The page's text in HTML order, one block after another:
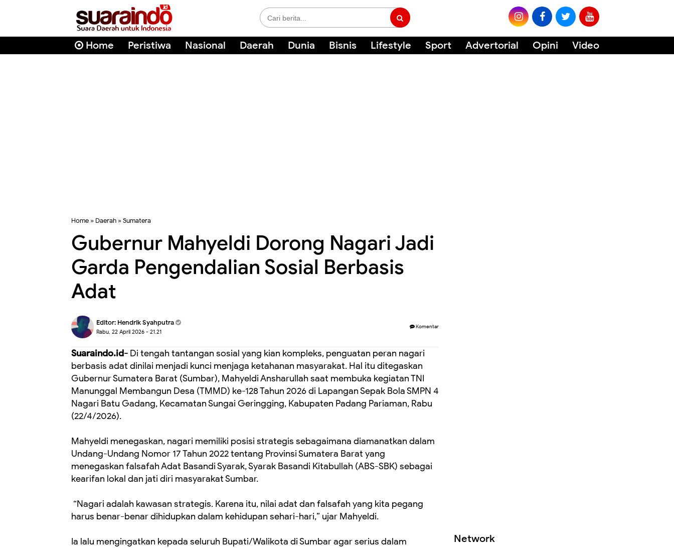
Home Peristiwa Nasional Daerah Dunia Bisnis Lifestyle Sport Advertorial Opini Video
Home » Daerah »Sumatera
Gubernur Mahyeldi Dorong Nagari Jadi
Garda Pengendalian Sosial Berbasis
Adat
Editor: Hendrik Syahputra
Rabu, 22 April 2026 - 21.21
Komentar
Suaraindo.id- Di tengah tantangan sosial yang kian kompleks, penguatan peran nagari
berbasis adat dinilai menjadi kunci menjaga ketahanan masyarakat. Hal itu ditegaskan
Gubernur Sumatera Barat (Sumbar), Mahyeldi Ansharullah saat membuka kegiatan TNI
Manunggal Membangun Desa (TMMD) ke-128 Tahun 2026 di Lapangan Sepak Bola SMPN 4
Nagari Batu Gadang, Kecamatan Sungai Geringging, Kabupaten Padang Pariaman, Rabu
(22/4/2026).
Mahyeldi menegaskan, nagari memiliki posisi strategis sebagaimana diamanatkan dalam
Undang-Undang Nomor 17 Tahun 2022 tentang Provinsi Sumatera Barat yang
menegaskan falsafah Adat Basandi Syarak, Syarak Basandi Kitabullah (ABS-SBK) sebagai
kearifan lokal dan jati diri masyarakat Sumbar.
“Nagari adalah kawasan strategis. Karena itu, nilai adat dan falsafah yang kita pegang
harus benar-benar dihidupkan dalam kehidupan sehari-hari,” ujar Mahyeldi.
Ia lalu mengingatkan kepada seluruh Bupati/Walikota di Sumbar agar serius dalam
Network